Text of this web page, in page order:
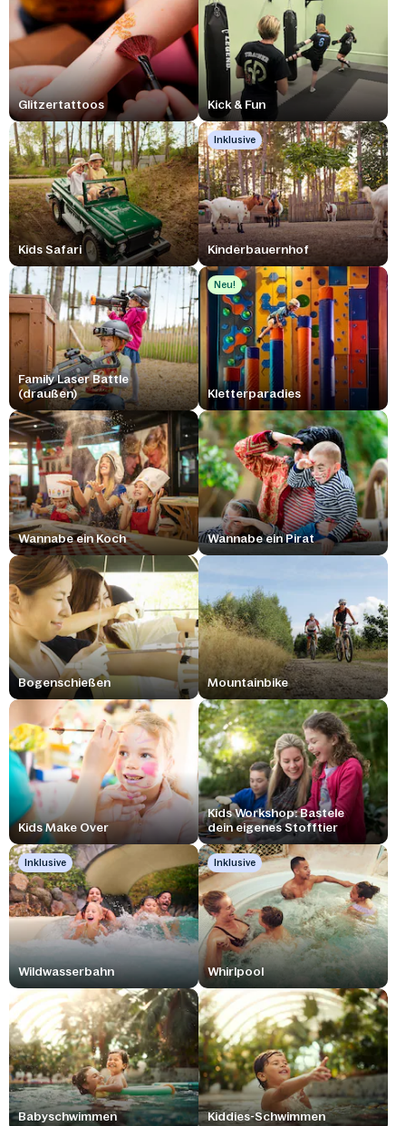
Glitzertattoos Kick & Fun
Kids Safari
Inklusive
Kinderbauernhof
Family Laser Battle
(draußen)
Neu!
Kletterparadies
Wannabe ein Koch Wannabe ein Pirat
Bogenschießen Mountainbike
Kids Make Over
Kids Workshop: Bastele
dein eigenes Stofftier
Inklusive
Wildwasserbahn
Inklusive
Whirlpool
Babyschwimmen Kiddies-Schwimmen